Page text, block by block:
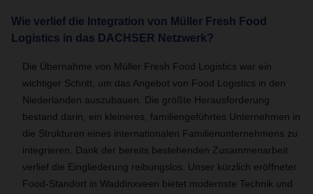
Wie verlief die Integration von Müller Fresh Food
Logistics in das DACHSER Netzwerk?
Die Übernahme von Müller Fresh Food Logistics war ein
wichtiger Schritt, um das Angebot von Food Logistics in den
Niederlanden auszubauen. Die größte Herausforderung
bestand darin, ein kleineres, familiengeführtes Unternehmen in
die Strukturen eines internationalen Familienunternehmens zu
integrieren. Dank der bereits bestehenden Zusammenarbeit
verlief die Eingliederung reibungslos. Unser kürzlich eröffneter
Food-Standort in Waddinxveen bietet modernste Technik und